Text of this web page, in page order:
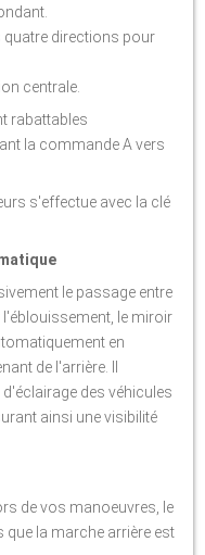
quatre directions pour
centrale.
rabattables
la commande A vers
s'effectue avec la clé
le passage entre
l'éblouissement, le miroir
en
de l'arrière. Il
des véhicules
ainsi une visibilité
de vos manoeuvres, le
la marche arrière est